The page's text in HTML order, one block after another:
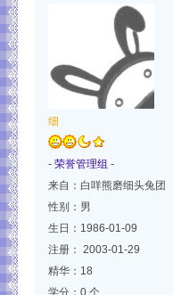
细
- 荣誉管理组 -
来自：白咩熊磨细头兔团
性别：男
生日：1986-01-09
注册： 2003-01-29
精华：18
学分：0 个